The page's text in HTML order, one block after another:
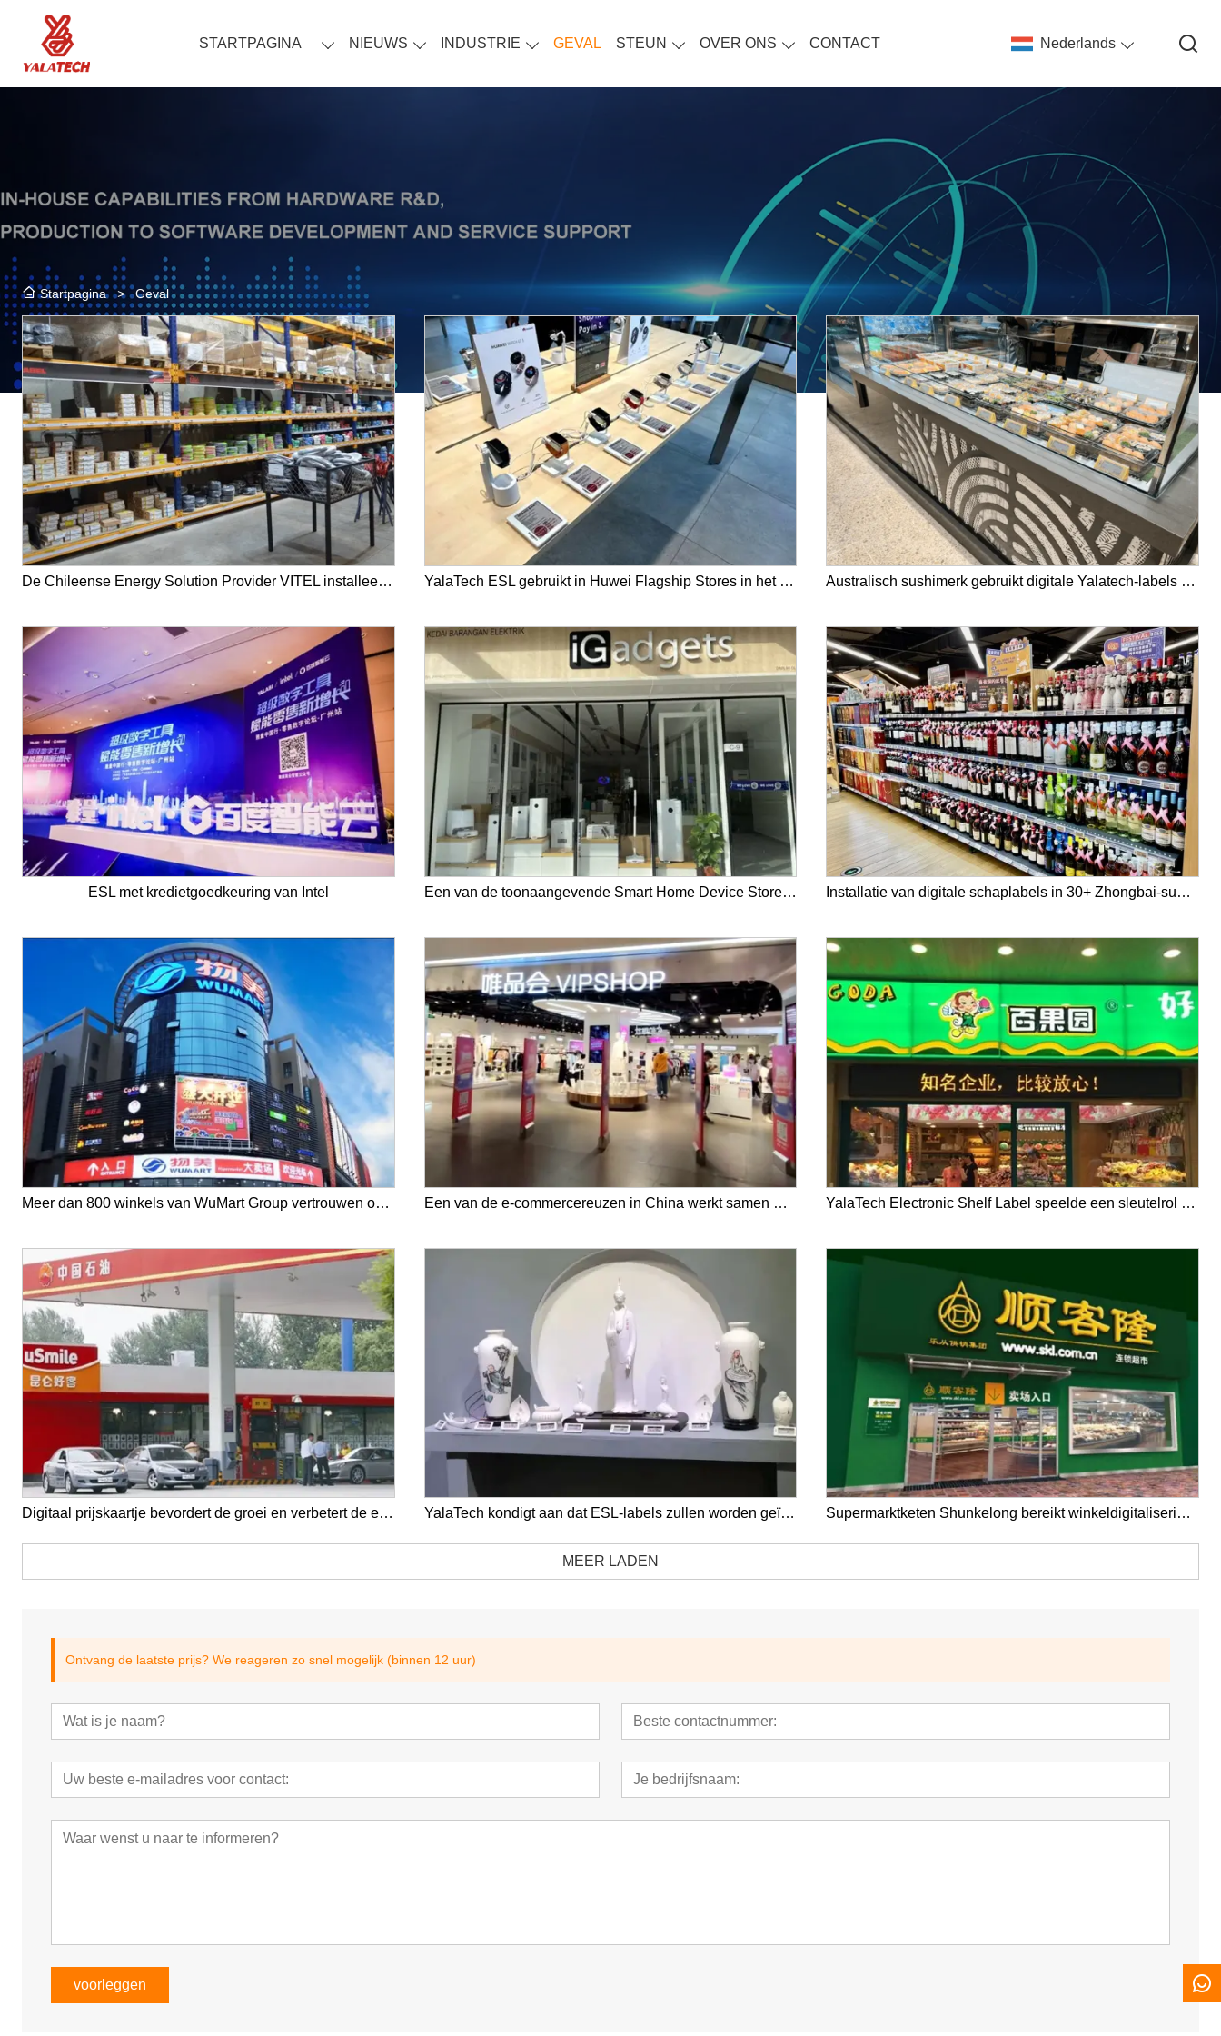
STARTPAGINA NIEUWS INDUSTRIE GEVAL STEUN OVER ONS CONTACT Nederlands
Startpagina > Geval
De Chileense Energy Solution Provider VITEL installeerde YalaTech ESL in hun magazijn YalaTech ESL gebruikt in Huwei Flagship Stores in het VK Australisch sushimerk gebruikt digitale Yalatech-labels in zijn 100 winkels
ESL met kredietgoedkeuring van Intel Een van de toonaangevende Smart Home Device Stores in Maleisië heeft de YalaTech ESL-oplossing geïmplementeerd Installatie van digitale schaplabels in 30+ Zhongbai-supermarkten
Meer dan 800 winkels van WuMart Group vertrouwen op YalaTech ESL-oplossing Een van de e-commercereuzen in China werkt samen met YalaTech YalaTech Electronic Shelf Label speelde een sleutelrol in de digitalisering van PAGODA Store
Digitaal prijskaartje bevordert de groei en verbetert de efficiëntie voor handige tankstations YalaTech kondigt aan dat ESL-labels zullen worden geïnstalleerd in het Jingdezhen International Ceramics Expo Center Supermarktketen Shunkelong bereikt winkeldigitalisering met Yalatech Electronic Shelf Label
MEER LADEN
Ontvang de laatste prijs? We reageren zo snel mogelijk (binnen 12 uur)
voorleggen